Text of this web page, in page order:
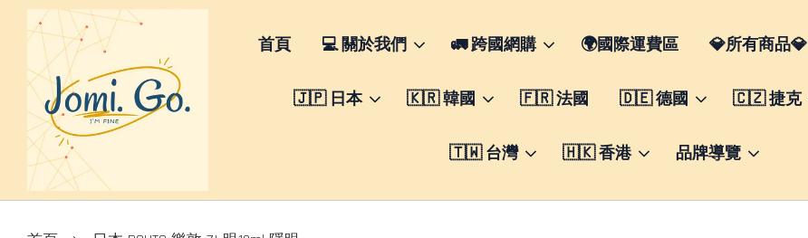
首頁 💻 關於我們 🚛 跨國網購 🌍國際運費區 💎所有商品💎
🇯🇵 日本 🇰🇷 韓國 🇫🇷 法國 🇩🇪 德國 🇨🇿 捷克
🇹🇼 台灣 🇭🇰 香港 品牌導覽